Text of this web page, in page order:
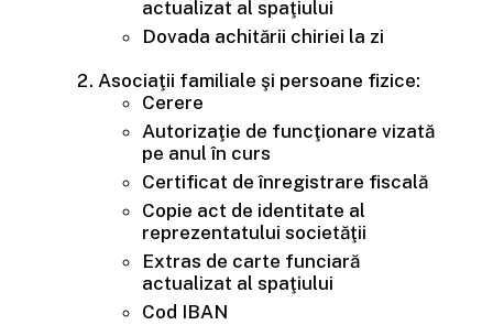
actualizat al spaţiului
Dovada achitării chiriei la zi
Asociaţii familiale şi persoane fizice:
Cerere
Autorizaţie de funcţionare vizată
pe anul în curs
Certificat de înregistrare fiscală
Copie act de identitate al
reprezentatului societăţii
Extras de carte funciară
actualizat al spaţiului
Cod IBAN